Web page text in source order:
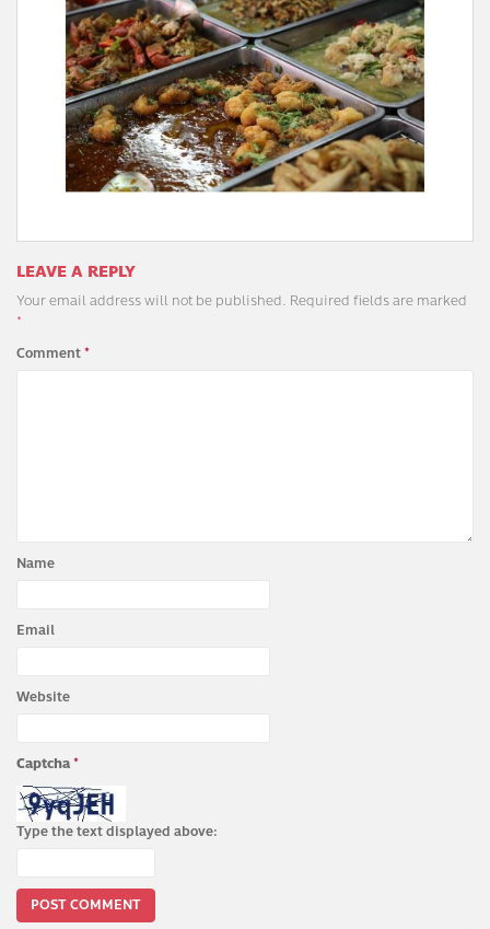
LEAVE A REPLY
Your email address will not be published. Required fields are marked
*
Comment*
Name
Email
Website
Captcha*
Type the text displayed above: